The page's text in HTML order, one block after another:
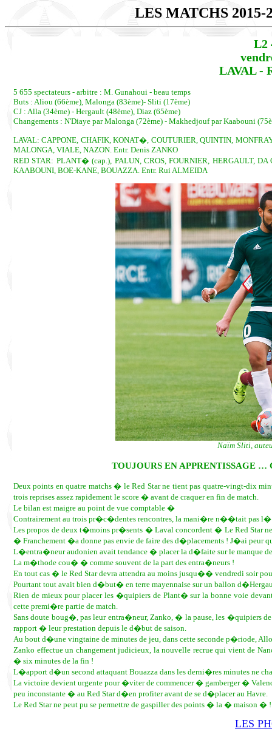
LES MATCHS
L2
LAVAL -
5 655 spectateurs - arbitre : M. Gunahoui - beau temps
Buts : Aliou (66ème), Malonga (83ème)- Sliti (17ème)
CJ : Alla (34ème) - Hergault (48ème), Diaz (65ème)
Changements : N'Diaye par Malonga (72ème) - Makhedjouf par Kaabouni
LAVAL: CAPPONE, CHAFIK, KONAT�, COUTURIER, QUINTIN,
MALONGA, VIALE, NAZON. Entr. Denis ZANKO
RED STAR: PLANT� (cap.), PALUN, CROS, FOURNIER, HERGAULT,
KAABOUNI, BOE-KANE, BOUAZZA. Entr. Rui ALMEIDA
Naïm Sliti,
TOUJOURS EN APPRENTISSAGE …
Deux points en quatre matchs � le Red Star ne tient pas quatre-vingt-dix
trois reprises assez rapidement le score � avant de craquer en fin de match.
Le bilan est maigre au point de vue comptable �
Contrairement au trois pr�c�dentes rencontres, la mani�re n��tait pas
Les propos de deux t�moins pr�sents � Laval concordent � Le Red Star
� Franchement �a donne pas envie de faire des d�placements ! J�ai peur
L�entra�neur audonien avait tendance � placer la d�faite sur le manque
La m�thode cou� � comme souvent de la part des entra�neurs !
En tout cas � le Red Star devra attendra au moins jusqu�� vendredi soir
Pourtant tout avait bien d�but� en terre mayennaise sur un ballon
Rien de mieux pour placer les �quipiers de Plant� sur la bonne voie
cette premi�re partie de match.
Sans doute boug�, pas leur entra�neur, Zanko, � la pause, les �quipiers
rapport � leur prestation depuis le d�but de saison.
Au bout d�une vingtaine de minutes de jeu, dans cette seconde p�riode,
Zanko effectue un changement judicieux, la nouvelle recrue qui vient de
� six minutes de la fin !
L�apport d�un second attaquant Bouazza dans les derni�res minutes ne
La victoire devient urgente pour �viter de commencer � gamberger �
peu inconstante � au Red Star d�en profiter avant de se d�placer au Havre.
Le Red Star ne peut pu se permettre de gaspiller des points � la � maison � !
LES